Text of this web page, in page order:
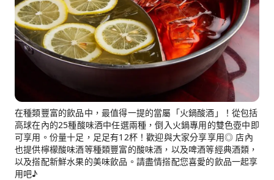
在種類豐富的飲品中，最值得一提的當屬「火鍋酸酒」！從包括
高球在內的25種酸味酒中任選兩種，倒入火鍋專用的雙色壺中即
可享用。份量十足，足足有12杯！歡迎與大家分享享用◎ 店內
也提供檸檬酸味酒等種類豐富的酸味酒，以及啤酒等經典酒類，
以及搭配新鮮水果的美味飲品。請盡情搭配您喜愛的飲品一起享
用吧♪